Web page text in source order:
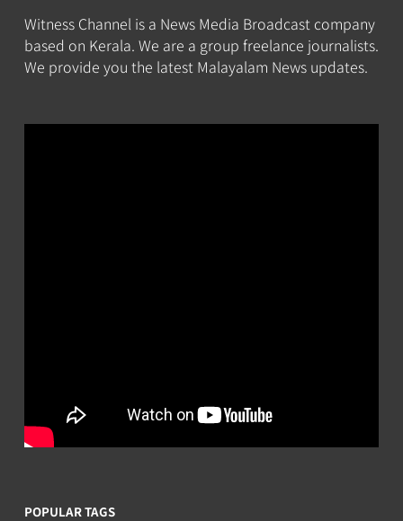
Witness Channel is a News Media Broadcast company
based on Kerala. We are a group freelance journalists.
We provide you the latest Malayalam News updates.
POPULAR TAGS